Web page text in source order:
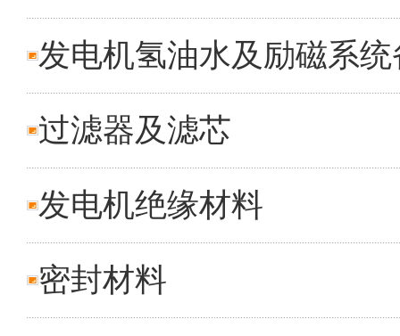
发电机氢油水及励磁系统
过滤器及滤芯
发电机绝缘材料
密封材料